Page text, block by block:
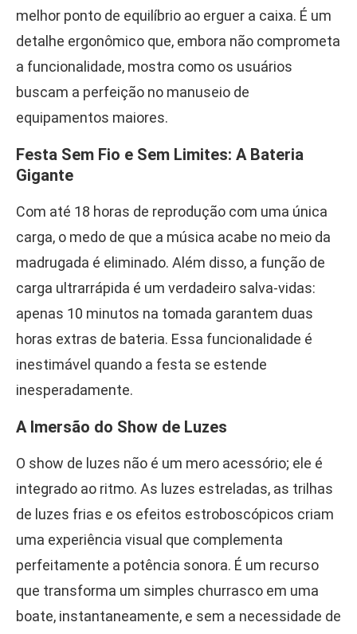
melhor ponto de equilíbrio ao erguer a caixa. É um
detalhe ergonômico que, embora não comprometa
a funcionalidade, mostra como os usuários
buscam a perfeição no manuseio de
equipamentos maiores.
Festa Sem Fio e Sem Limites: A Bateria
Gigante
Com até 18 horas de reprodução com uma única
carga, o medo de que a música acabe no meio da
madrugada é eliminado. Além disso, a função de
carga ultrarrápida é um verdadeiro salva-vidas:
apenas 10 minutos na tomada garantem duas
horas extras de bateria. Essa funcionalidade é
inestimável quando a festa se estende
inesperadamente.
A Imersão do Show de Luzes
O show de luzes não é um mero acessório; ele é
integrado ao ritmo. As luzes estreladas, as trilhas
de luzes frias e os efeitos estroboscópicos criam
uma experiência visual que complementa
perfeitamente a potência sonora. É um recurso
que transforma um simples churrasco em uma
boate, instantaneamente, e sem a necessidade de